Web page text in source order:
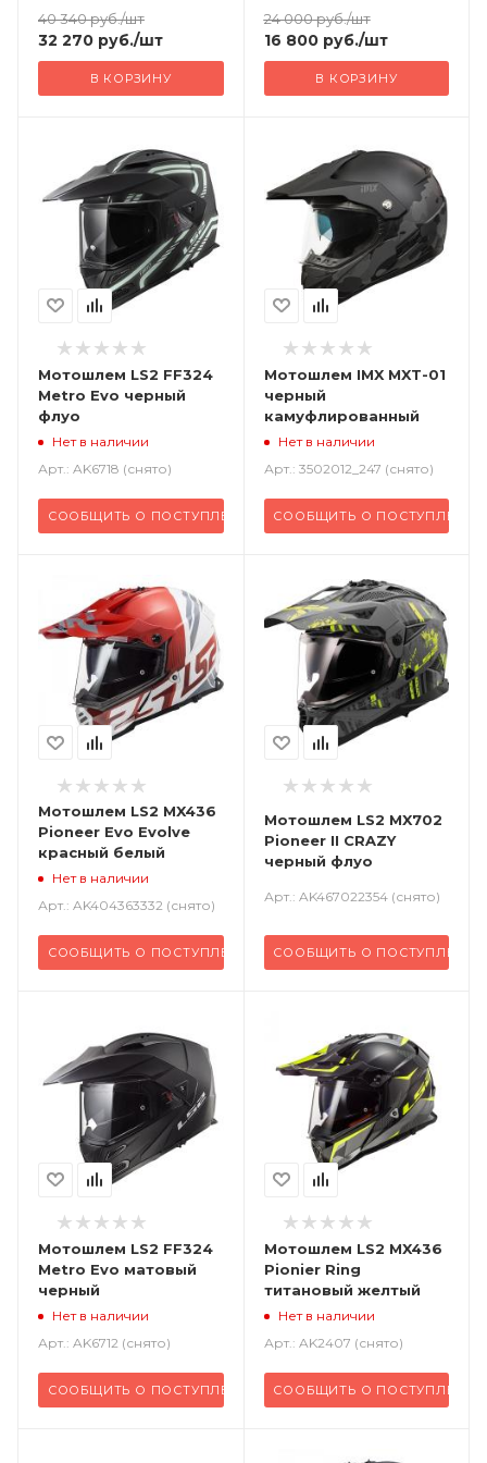
40 340руб./шт
32 270 руб./шт
В КОРЗИНУ
24 000руб./шт
16 800руб./шт
В КОРЗИНУ
Мотошлем LS2 FF324
Metro Evo черный
флуо
Нет в наличии
Арт.: AK6718 (снято)
СООБЩИТЬ О ПОСТУПЛЕНИИ
Мотошлем IMX MXT-01
черный
камуфлированный
Нет в наличии
Арт.: 3502012_247 (снято)
СООБЩИТЬ О ПОСТУПЛЕНИИ
Мотошлем LS2 MX436
Pioneer Evo Evolve
красный белый
Нет в наличии
Арт.: AK404363332 (снято)
СООБЩИТЬ О ПОСТУПЛЕНИИ
Мотошлем LS2 MX702
Pioneer II CRAZY
черный флуо
Арт.: AK467022354 (снято)
СООБЩИТЬ О ПОСТУПЛЕНИИ
Мотошлем LS2 FF324
Metro Evo матовый
черный
Нет в наличии
Арт.: AK6712 (снято)
СООБЩИТЬ О ПОСТУПЛЕНИИ
Мотошлем LS2 MX436
Pionier Ring
титановый желтый
Нет в наличии
Арт.: AK2407 (снято)
СООБЩИТЬ О ПОСТУПЛЕНИИ